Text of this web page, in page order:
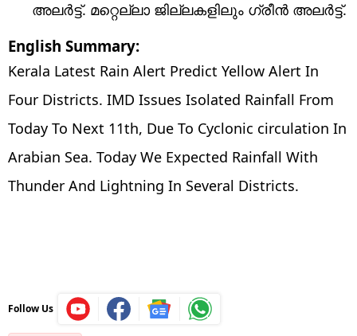
അലർട്ട്. മറ്റെല്ലാ ജില്ലകളിലും ​ഗ്രീൻ അലർട്ട്.
English Summary:
Kerala Latest Rain Alert Predict Yellow Alert In
Four Districts. IMD Issues Isolated Rainfall From
Today To Next 11th, Due To Cyclonic circulation In
Arabian Sea. Today We Expected Rainfall With
Thunder And Lightning In Several Districts.
Follow Us